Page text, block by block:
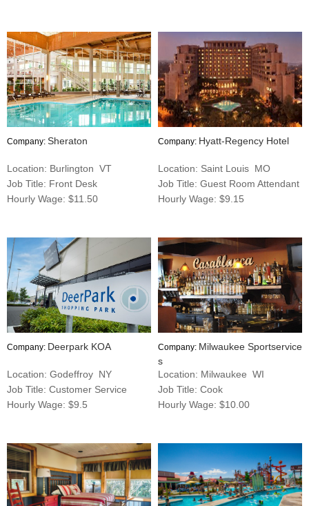
Company: Sheraton
Location: Burlington VT
Job Title: Front Desk
Hourly Wage: $11.50
Company: Hyatt-Regency Hotel
Location: Saint Louis MO
Job Title: Guest Room Attendant
Hourly Wage: $9.15
Company: Deerpark KOA
Location: Godeffroy NY
Job Title: Customer Service
Hourly Wage: $9.5
Company: Milwaukee Sportservice
s
Location: Milwaukee WI
Job Title: Cook
Hourly Wage: $10.00